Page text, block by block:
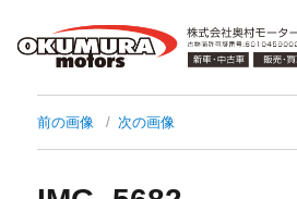
前の画像 次の画像